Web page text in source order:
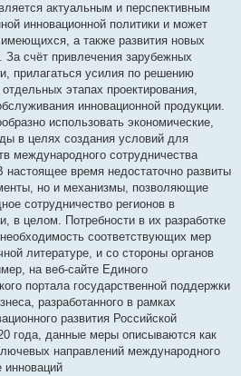
актуальным и перспективным
инновационной политики и может
а также развития новых
счёт привлечения зарубежных
прилагаться усилия по решению
этапах проектирования,
инновационной продукции.
использовать экономические,
в целях создания условий для
международного сотрудничества
настоящее время недостаточно развиты
но и механизмы, позволяющие
сотрудничество регионов в
в целом. Потребности в их разработке
соответствующих мер
литературе, и со стороны органов
на веб-сайте Единого
портала государственной поддержки
разработанного в рамках
развития Российской
года, данные меры описываются как
направлений международного